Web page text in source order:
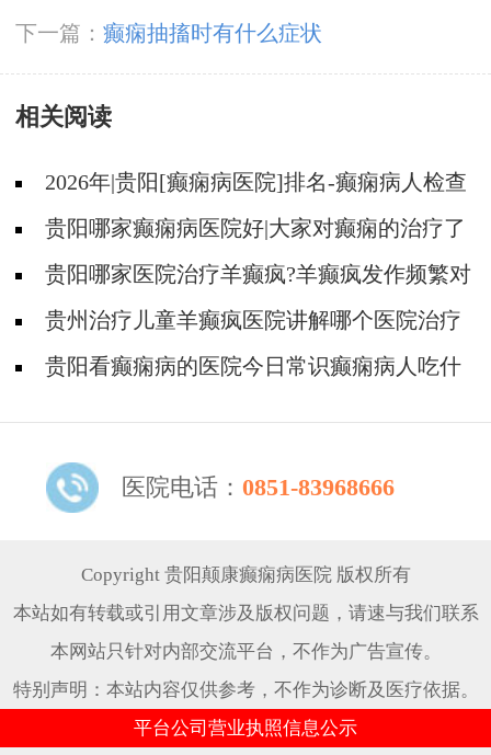
下一篇： 癫痫抽搐时有什么症状
相关阅读
2026年|贵阳[癫痫病医院]排名-癫痫病人检查
对身体有影响吗?
贵阳哪家癫痫病医院好|大家对癫痫的治疗了
解吗?贵阳哪家医院治疗羊癫疯?羊癫疯发作频繁对
身体有什么危害?
贵州治疗儿童羊癫疯医院讲解哪个医院治疗
羊儿疯好?
贵阳看癫痫病的医院今日常识癫痫病人吃什
医院电话： 0851-83968666
Copyright 贵阳颠康癫痫病医院 版权所有
本站如有转载或引用文章涉及版权问题，请速与我们联系
本网站只针对内部交流平台，不作为广告宣传。
特别声明：本站内容仅供参考，不作为诊断及医疗依据。
平台公司营业执照信息公示